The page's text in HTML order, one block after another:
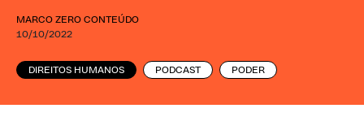
MARCO ZERO CONTEÚDO
10/10/2022
DIREITOS HUMANOS PODCAST PODER